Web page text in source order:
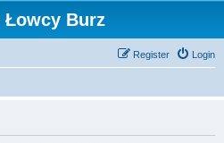
Łowcy Burz
Login
Register